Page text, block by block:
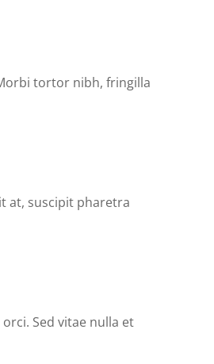
tortor nibh, fringilla
at, suscipit pharetra
Sed vitae nulla et